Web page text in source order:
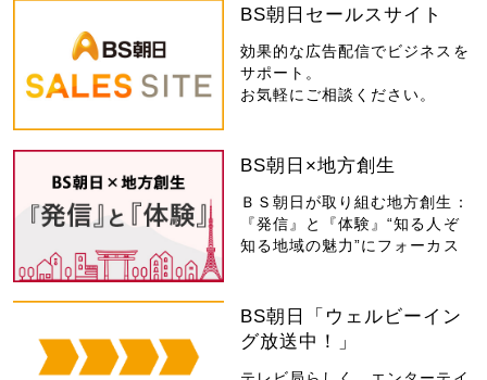
BS朝日セールスサイト
効果的な広告配信でビジネスを
サポート。
お気軽にご相談ください。
BS朝日×地方創生
ＢＳ朝日が取り組む地方創生：
『発信』と『体験』“知る人ぞ
知る地域の魅力”にフォーカス
BS朝日「ウェルビーイン
グ放送中！」